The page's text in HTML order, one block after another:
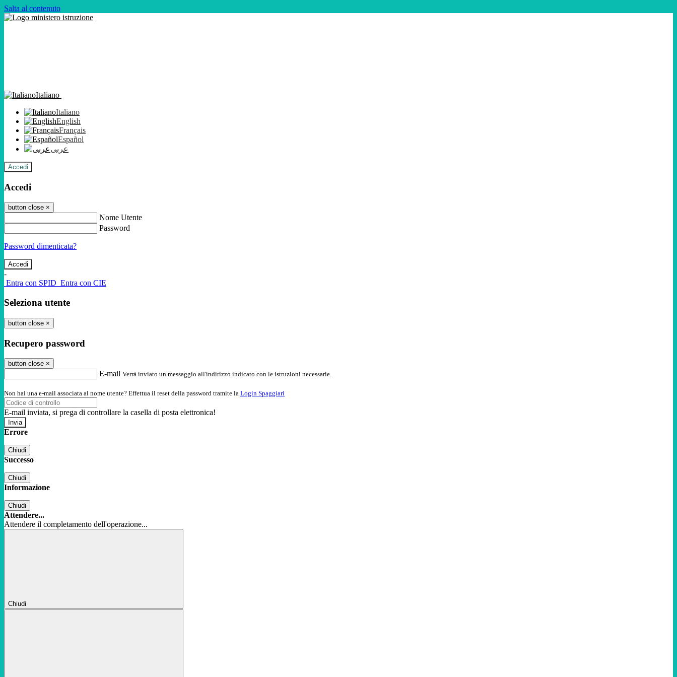
Salta al contenuto
Italiano
Italiano
English
Français
Español
عربى
Accedi
Accedi
button close ×
Nome Utente
Password
Password dimenticata?
-
Entra con SPID Entra con CIE
Seleziona utente
button close ×
Recupero password
button close ×
E-mail Verrà inviato un messaggio all'indirizzo indicato con le istruzioni necessarie.
Non hai una e-mail associata al nome utente? Effettua il reset della password tramite la Login Spaggiari
E-mail inviata, si prega di controllare la casella di posta elettronica!
Errore
Chiudi
Successo
Chiudi
Informazione
Chiudi
Attendere...
Attendere il completamento dell'operazione...
Chiudi